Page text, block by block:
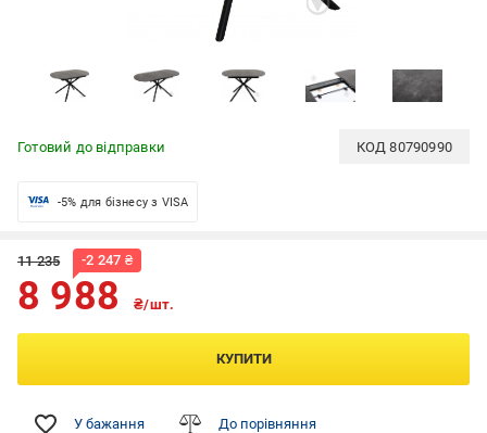
Готовий до відправки КОД80790990
-5% для бізнесу з VISA
11 235 -2 247 ₴
8 988 ₴/шт.
КУПИТИ
У бажання До порівняння